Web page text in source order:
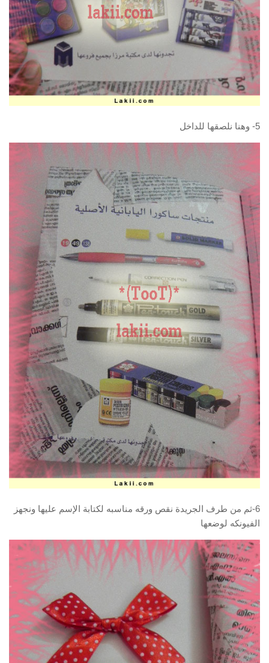
5- وهنا نلصقها للداخل
6-ثم من طرف الجريدة نقص ورقه مناسبه لكتابة الإسم عليها ونجهز
الفيونكه لوضعها